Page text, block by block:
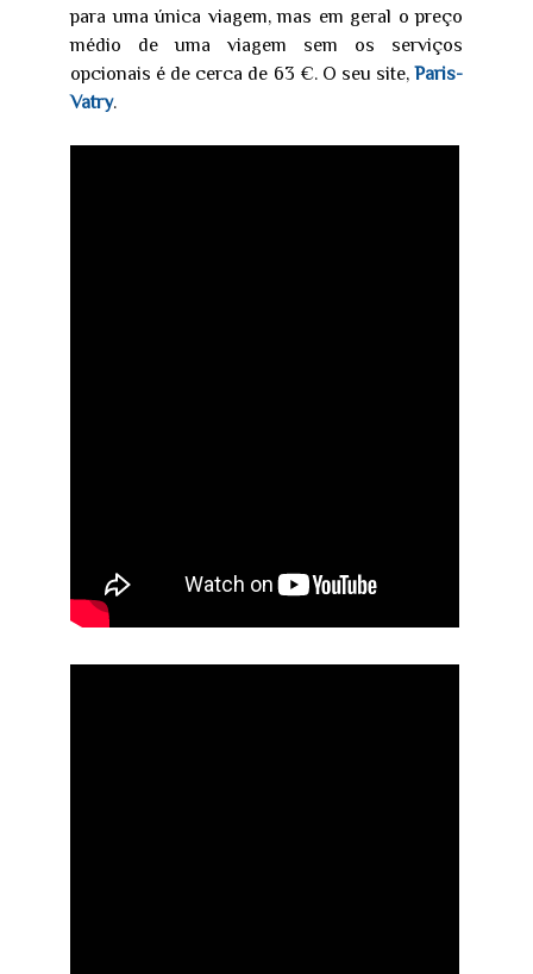
para uma única viagem, mas em geral o preço
médio de uma viagem sem os serviços
opcionais é de cerca de 63 €. O seu site, Paris-
Vatry.